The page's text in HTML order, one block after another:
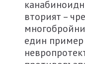
вторият –
един пример